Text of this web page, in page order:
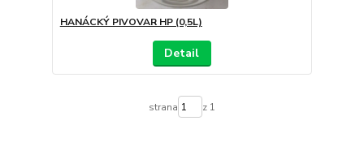
HANÁCKÝ PIVOVAR HP (0,5L)
Detail
strana z 1